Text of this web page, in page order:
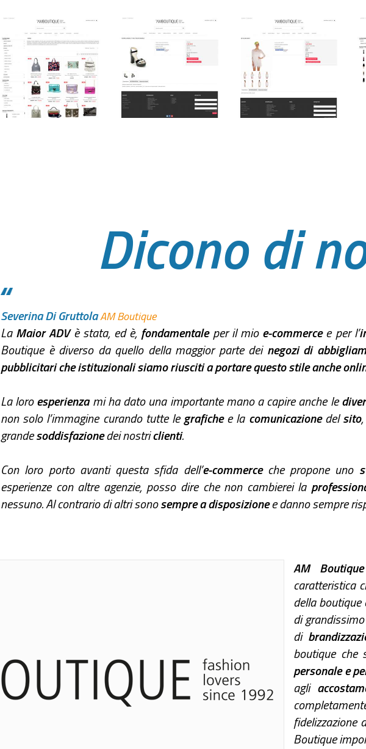
Dicono di
Severina Di GruttolaAM Boutique
LaMaior ADVè stata, ed è, fondamentaleper il mioe-commercee per l’
Boutique è diverso da quello della maggior parte dei negozi di
pubblicitari che istituzionali siamo riusciti a portare questo stile anche
La loroesperienzami ha dato una importante mano a capire anche le
non solo l’immagine curando tutte legrafichee la comunicazionedelsito
grandesoddisfazionedei nostriclienti.
Con loro porto avanti questa sfida dell’e-commerceche propone uno
esperienze con altre agenzie, posso dire che non cambierei la
nessuno. Al contrario di altri sonosempre a disposizionee danno sempre
AM Boutique
caratteristica
della
di
di
boutique
personale e
agli
fidelizzazione
Boutique